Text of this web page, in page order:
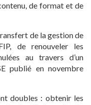
de format et de
de la gestion de
de renouveler les
au travers d’un
publié en novembre
doubles : obtenir les